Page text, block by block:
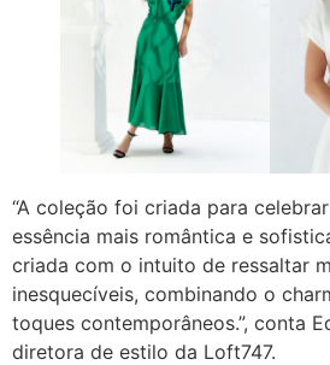
“A coleção foi criada para
essência mais romântica e
criada com o intuito de ressaltar
inesquecíveis, combinando o
toques contemporâneos.”, conta
diretora de estilo da Loft747.